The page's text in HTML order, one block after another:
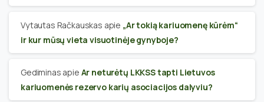
Vytautas Račkauskas apie „Ar tokią kariuomenę kūrėm“
ir kur mūsų vieta visuotinėje gynyboje?
Gediminas apie Ar neturėtų LKKSS tapti Lietuvos
kariuomenės rezervo karių asociacijos dalyviu?